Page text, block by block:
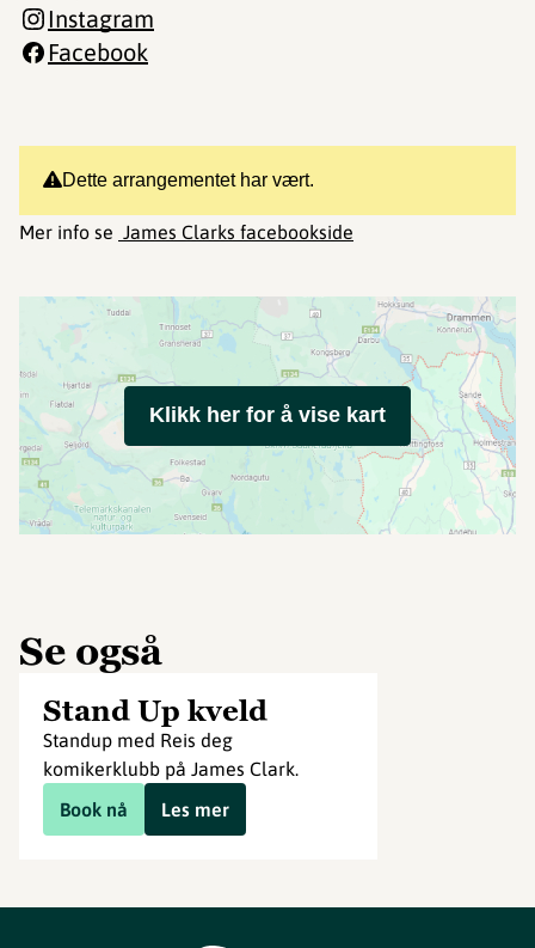
Dette arrangementet har vært.
Mer info se James Clarks facebookside
Instagram
Facebook
Klikk her for å vise kart
Se også
Stand Up kveld
Standup med Reis deg
komikerklubb på James Clark.
Book nå
Les mer